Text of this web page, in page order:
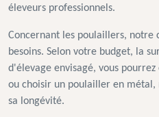
éleveurs professionnels.
Concernant les poulaillers, notre
besoins. Selon votre budget, la
d'élevage envisagé, vous
ou choisir un poulailler en métal,
sa longévité.